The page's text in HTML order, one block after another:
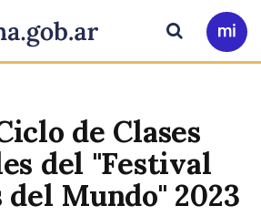
principal
Ir
a
Buscar
de Clases
del "Festival
Mundo" 2023